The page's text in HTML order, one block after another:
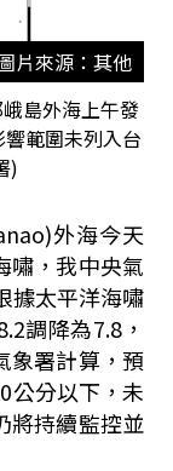
片來源：其他
島外海上午發
範圍未列入台
)
外海今天
嘯，我中央氣
據太平洋海嘯
調降為7.8，
象署計算，預
公分以下，未
將持續監控並